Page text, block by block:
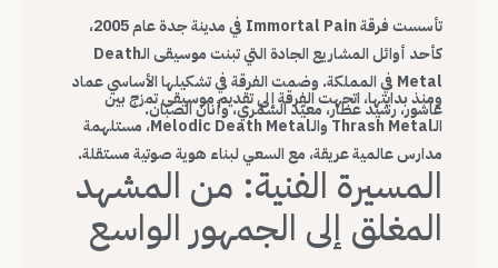
تأسست فرقة Immortal Pain في مدينة جدة عام 2005،
كأحد أوائل المشاريع الجادة التي تبنت موسيقى الـDeath
Metal في المملكة. وضمت الفرقة في تشكيلها الأساسي عماد
عاشور، رشيد عطار، معيّد الشمّري، وأنان الصبّان.
ومنذ بدايتها، اتجهت الفرقة إلى تقديم موسيقى تمزج بين
الـThrash Metal والـMelodic Death Metal، مستلهمة
مدارس عالمية عريقة، مع السعي لبناء هوية صوتية مستقلة.
المسيرة الفنية: من المشهد
المغلق إلى الجمهور الواسع